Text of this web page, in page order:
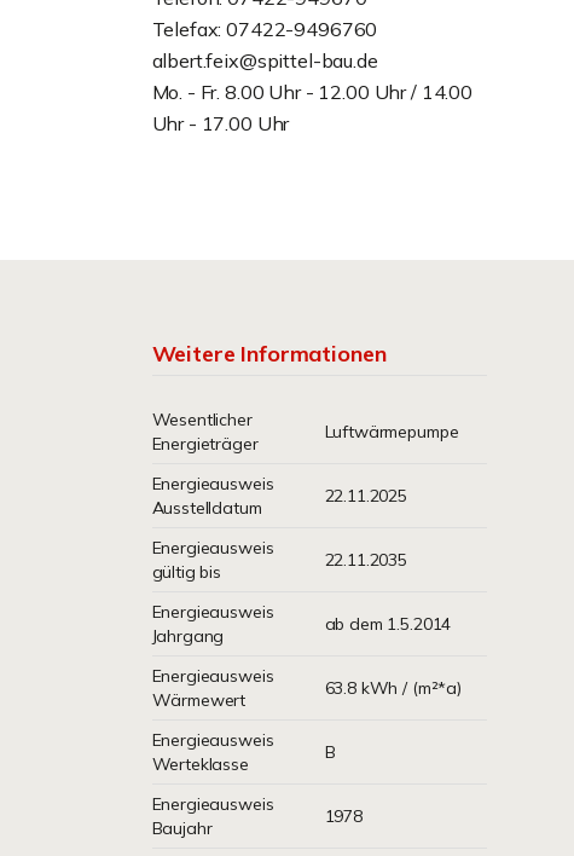
Telefax: 07422-9496760
albert.feix@spittel-bau.de
Mo. - Fr. 8.00 Uhr - 12.00 Uhr / 14.00
Uhr - 17.00 Uhr
Weitere Informationen
Wesentlicher
Energieträger
Luftwärmepumpe
Energieausweis
Ausstelldatum
22.11.2025
Energieausweis
gültig bis
22.11.2035
Energieausweis
Jahrgang
ab dem 1.5.2014
Energieausweis
Wärmewert
63.8 kWh / (m²*a)
Energieausweis
Werteklasse
B
Energieausweis
Baujahr
1978